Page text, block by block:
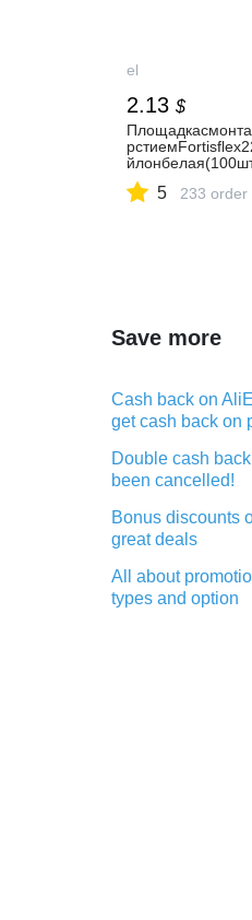
el
2.13 $
5 233 order
Save more
Cash back on
get cash back on
Double cash
been cancelled!
Bonus discounts
great deals
All about
types and option
purchases on